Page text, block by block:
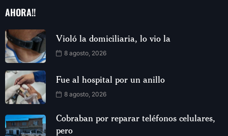
AHORA!!
Violó la domiciliaria, lo vio la
8 agosto, 2026
Fue al hospital por un anillo
8 agosto, 2026
Cobraban por reparar teléfonos celulares,
pero